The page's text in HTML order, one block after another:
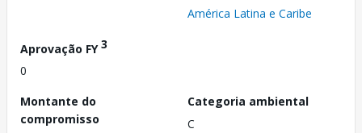
América Latina e Caribe
Aprovação FY3
0
Montante do
compromisso
Categoria ambiental
C